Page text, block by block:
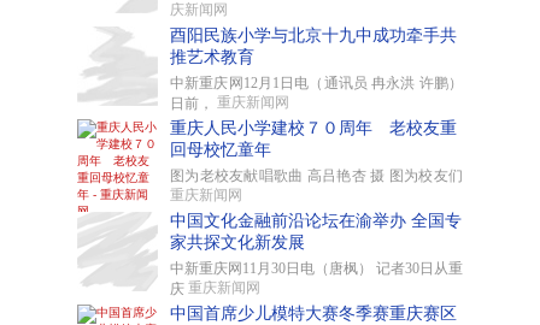
庆新闻网
酉阳民族小学与北京十九中成功牵手共
推艺术教育
中新重庆网12月1日电（通讯员 冉永洪 许鹏）
日前， 重庆新闻网
重庆人民小学建校７０周年 老校友重
回母校忆童年
图为老校友献唱歌曲 高吕艳杏 摄 图为校友们
重庆新闻网
中国文化金融前沿论坛在渝举办 全国专
家共探文化新发展
中新重庆网11月30日电（唐枫） 记者30日从重
庆 重庆新闻网
中国首席少儿模特大赛冬季赛重庆赛区